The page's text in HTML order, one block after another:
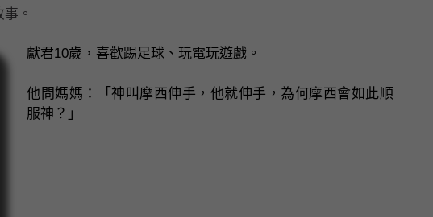
。
獻君10歲，喜歡踢足球、玩電玩遊戲。
他問媽媽：「神叫摩西伸手，他就伸手，為何摩西會如此順
服神？」